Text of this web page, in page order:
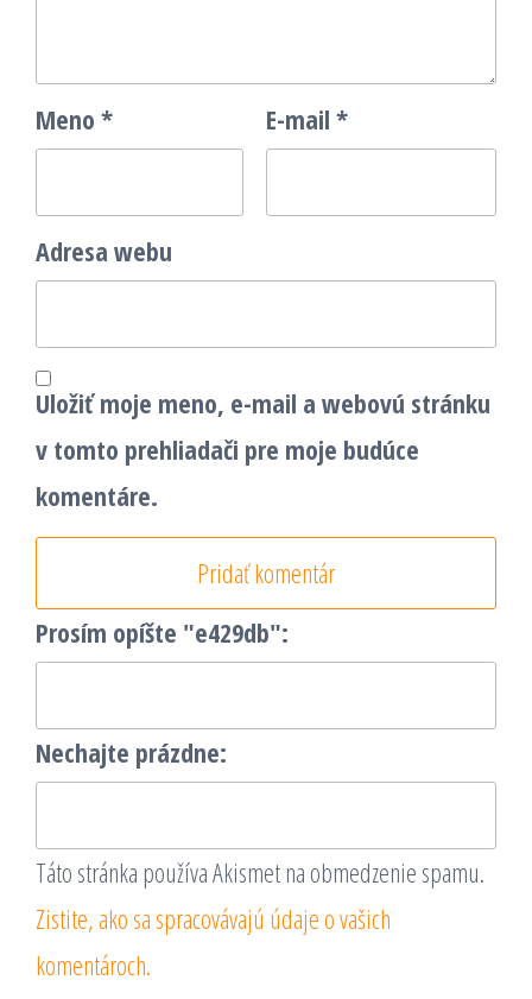
Meno * E-mail *
Adresa webu
Uložiť moje meno, e-mail a webovú stránku
v tomto prehliadači pre moje budúce
komentáre.
Prosím opíšte "e429db":
Nechajte prázdne:
Táto stránka používa Akismet na obmedzenie spamu.
Zistite, ako sa spracovávajú údaje o vašich
komentároch.